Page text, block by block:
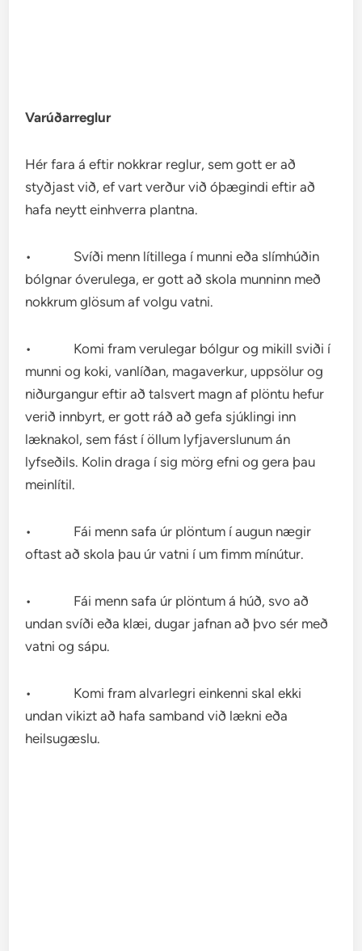
Varúðarreglur
Hér fara á eftir nokkrar reglur, sem gott er að
styðjast við, ef vart verður við óþægindi eftir að
hafa neytt einhverra plantna.
• Svíði menn lítillega í munni eða slímhúðin
bólgnar óverulega, er gott að skola munninn með
nokkrum glösum af volgu vatni.
• Komi fram verulegar bólgur og mikill sviði í
munni og koki, vanlíðan, magaverkur, uppsölur og
niðurgangur eftir að talsvert magn af plöntu hefur
verið innbyrt, er gott ráð að gefa sjúklingi inn
læknakol, sem fást í öllum lyfjaverslunum án
lyfseðils. Kolin draga í sig mörg efni og gera þau
meinlítil.
• Fái menn safa úr plöntum í augun nægir
oftast að skola þau úr vatni í um fimm mínútur.
• Fái menn safa úr plöntum á húð, svo að
undan svíði eða klæi, dugar jafnan að þvo sér með
vatni og sápu.
• Komi fram alvarlegri einkenni skal ekki
undan vikizt að hafa samband við lækni eða
heilsugæslu.